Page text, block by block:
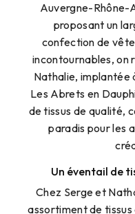
Auvergne-Rhône-
proposant un
confection de
incontournables, on
Nathalie, implantée
Les Abrets en
de tissus de qualité,
paradis pour les
Un éventail de
Chez Serge et
assortiment de